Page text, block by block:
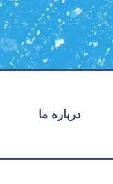
درباره ما